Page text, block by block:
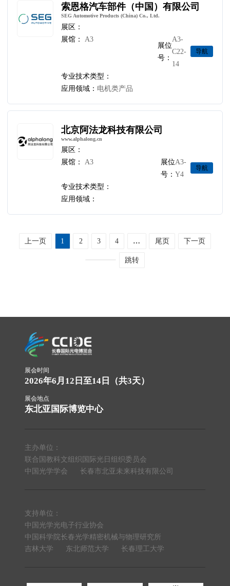
索恩格汽车部件（中国）有限公司
SEG Automotive Products (China) Co., Ltd.
展区：
展馆：
A3
展位
号：
A3-
C22-
14
导航
专业技术类型：
应用领域： 电机类产品
北京阿法龙科技有限公司
www.alphalong.cn
展区：
展馆：
A3
展位
号：
A3-
Y4
导航
专业技术类型：
应用领域：
上一页 1 2 3 4 … 尾页 下一页
跳转
展会时间
2026年6月12日至14日（共3天）
展会地点
东北亚国际博览中心
主办单位：
联合国教科文组织国际光日组织委员会
中国光学学会
长春市北亚未来科技有限公司
支持单位：
中国光学光电子行业协会
中国科学院长春光学精密机械与物理研究所
吉林大学
东北师范大学 长春理工大学